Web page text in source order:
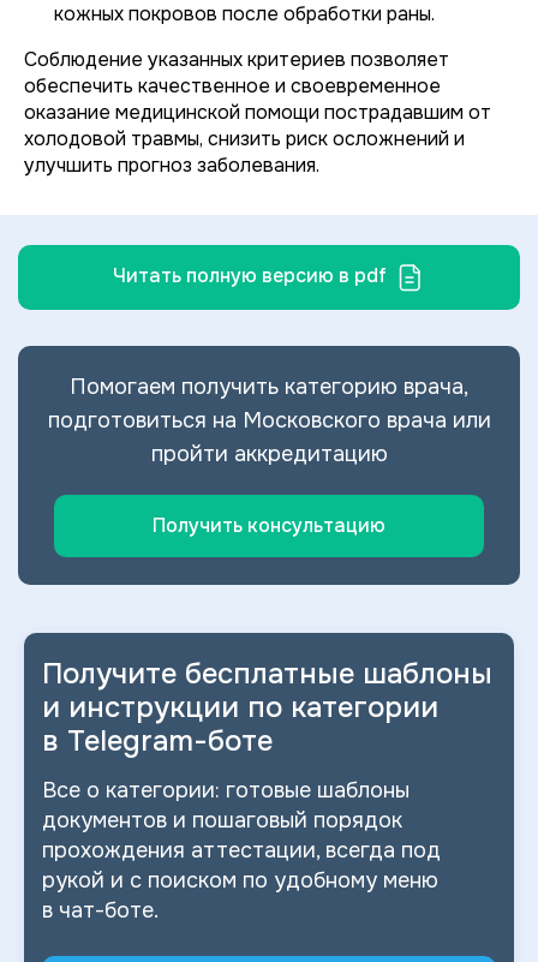
кожных покровов после обработки раны.
Соблюдение указанных критериев позволяет
обеспечить качественное и своевременное
оказание медицинской помощи пострадавшим от
холодовой травмы, снизить риск осложнений и
улучшить прогноз заболевания.
Читать полную версию в pdf
Помогаем получить категорию врача,
подготовиться на Московского врача или
пройти аккредитацию
Получить консультацию
Получите бесплатные шаблоны
и инструкции по категории
в Telegram-боте
Все о категории: готовые шаблоны
документов и пошаговый порядок
прохождения аттестации, всегда под
рукой и с поиском по удобному меню
в чат-боте.